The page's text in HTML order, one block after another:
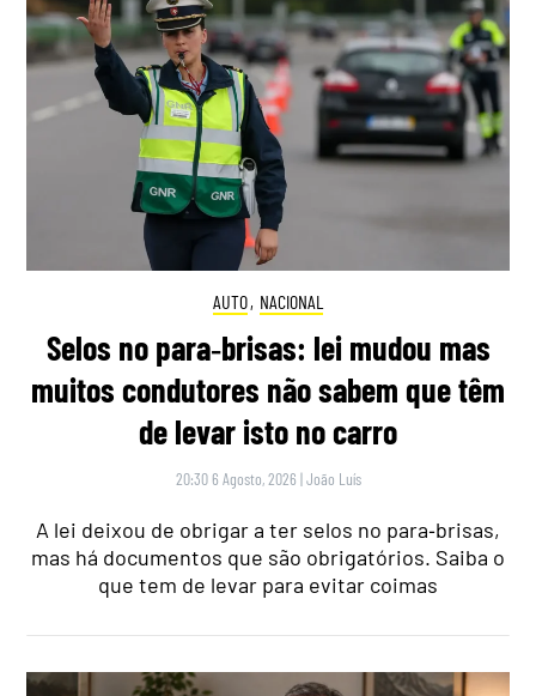
AUTO, NACIONAL
Selos no para‑brisas: lei mudou mas
muitos condutores não sabem que têm
de levar isto no carro
20:30 6 Agosto, 2026 |João Luís
A lei deixou de obrigar a ter selos no para‑brisas,
mas há documentos que são obrigatórios. Saiba o
que tem de levar para evitar coimas